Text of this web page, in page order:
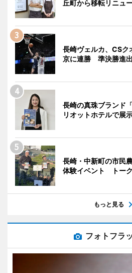
丘町から移転リニュ
長崎ヴェルカ、CSク
京に連勝 準決勝進
長崎の真珠ブランド
リオットホテルで展
長崎・中新町の市民
体験イベント トー
もっと見る
フォトフラ